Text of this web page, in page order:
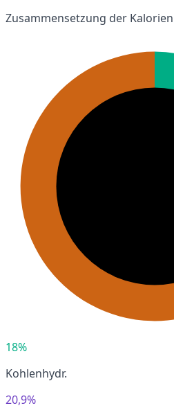
Zusammensetzung der Kalorien
18%
Kohlenhydr.
20,9%